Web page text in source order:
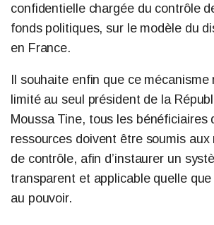
confidentielle chargée du contrôle
fonds politiques, sur le modèle du
en France.
Il souhaite enfin que ce mécanisme
limité au seul président de la
Moussa Tine, tous les bénéficiaires
ressources doivent être soumis aux
de contrôle, afin d’instaurer un
transparent et applicable quelle
au pouvoir.